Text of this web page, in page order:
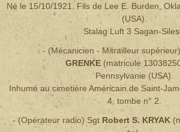
Né le 15/10/1921. Fils de Lee E. Burden,
(USA).
Stalag Luft 3 Sagan-
- (Mécanicien - Mitrailleur supérieur)
GRENKE(matricule
Pennsylvanie (USA).
Inhumé au cimetière Américain de Saint-
4, tombe n° 2.
- (Opérateur radio) Sgt Robert S. KRYAK